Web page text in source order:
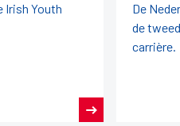
Irish Youth
De
de
carrière.